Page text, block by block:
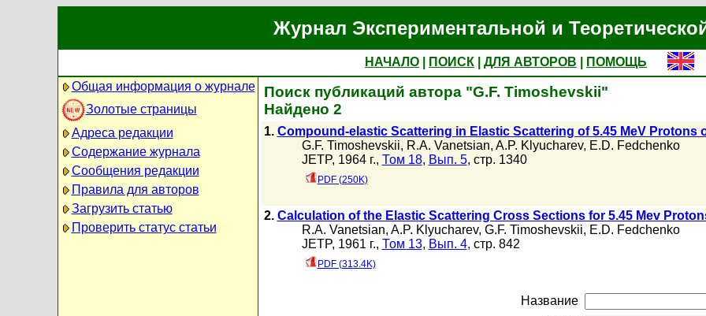
Журнал Экспериментальной и
НАЧАЛО ПОИСК ДЛЯ АВТОРОВ
ПОМОЩЬ
Общая информация о журнале
Золотые страницы
Адреса редакции
Содержание журнала
Сообщения редакции
Правила для авторов
Загрузить статью
Проверить статус статьи
Поиск публикаций автора "G.F. Timoshevskii"
Найдено 2
1. Compound-elastic Scattering in Elastic Scattering of 5.45 MeV Protons
G.F. Timoshevskii, R.A. Vanetsian, A.P. Klyucharev, E.D. Fedchenko
JETP, 1964 г., Том 18, Вып. 5, стр. 1340
PDF (250K)
2. Calculation of the Elastic Scattering Cross Sections for 5.45 Mev
R.A. Vanetsian, A.P. Klyucharev, G.F. Timoshevskii, E.D. Fedchenko
JETP, 1961 г., Том 13, Вып. 4, стр. 842
PDF (313.4K)
Название